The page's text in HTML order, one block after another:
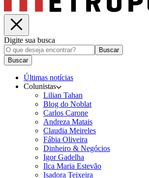
Digite sua busca
Buscar
Buscar
Últimas notícias
Colunistas
Lilian Tahan
Blog do Noblat
Carlos Carone
Andreza Matais
Claudia Meireles
Fábia Oliveira
Dinheiro & Negócios
Igor Gadelha
Ilca Maria Estevão
Isadora Teixeira